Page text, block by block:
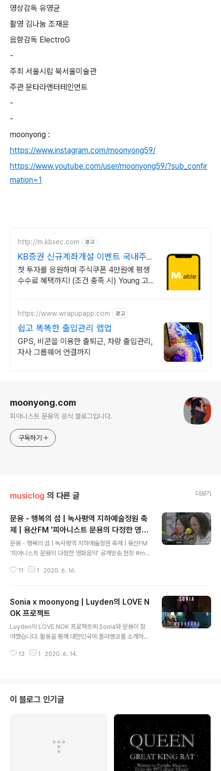
영상감독 유영균
촬영 김나눔 조재윤
음향감독 ElectroG
-
주최 서울시립 북서울미술관
주관 문타라엔터테인먼트
-
-
moonyong :
https://www.instagram.com/moonyong59/
https://www.youtube.com/user/moonyong59/?sub_confir
mation=1
http://m.kbsec.com 광고
KB증권 신규계좌개설 이벤트 국내주
식쿠폰 최대 5만원
첫 투자를 응원하며 주식쿠폰 4만원에 평생
수수료 혜택까지! (조건 충족 시) Young 고
https://www.wrapupapp.com 광고
쉽고 똑똑한 출입관리 랩업
GPS, 비콘을 이용한 출퇴근, 차량 출입관리,
자사 그룹웨어 연결까지
moonyong.com
피아니스트 문용의 공식 블로그입니다.
구독하기
musiclog 의 다른 글 더보기
문용 - 행복의 섬 | 녹사평역 지하예술정원 축
제 | 용산FM '피아니스트 문용의 다정한 영화
음악' 공개방송 현장
문용 - 행복의 섬 | 녹사평역 지하예술정원 축제 | 용산FM
'피아니스트 문용의 다정한 영화음악' 공개방송 현장 #mo
던 그 때, 2019년 10월 9일 문용 유튜브 채널 구독하기: h
s://music.apple.com/kr/artist/moonyong/11990
85719 문용 LP/CD 구매하기: https://moontara.co.k
r 문용 팔로우 하기: https://www.facebook.com/pia
nistmoonyong https://www.instagram.com/moo
nyon..
11 1 2020. 6. 16.
Sonia x moonyong | Luyden의 LOVE N
OK 프로젝트
Luyden의 LOVE NOK 프로젝트에 Sonia와 문용이 참
여했습니다. 활동을 통해 대한민국에 플라멩코를 소개하고
da Estoy'라는 곡을 선보였습니다. 문용과 Sonia가 함께
다. https://youtu.be/Oj3DOqo2EVc
13 1 2020. 6. 14.
이 블로그 인기글